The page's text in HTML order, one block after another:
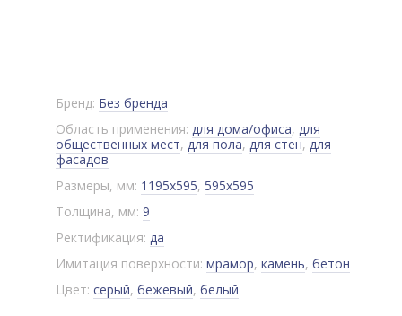
Бренд: Без бренда
Область применения: для дома/офиса, для
общественных мест, для пола,для стен,для
фасадов
Размеры, мм: 1195x595, 595x595
Толщина, мм: 9
Ректификация: да
Имитация поверхности: мрамор, камень, бетон
Цвет: серый, бежевый, белый